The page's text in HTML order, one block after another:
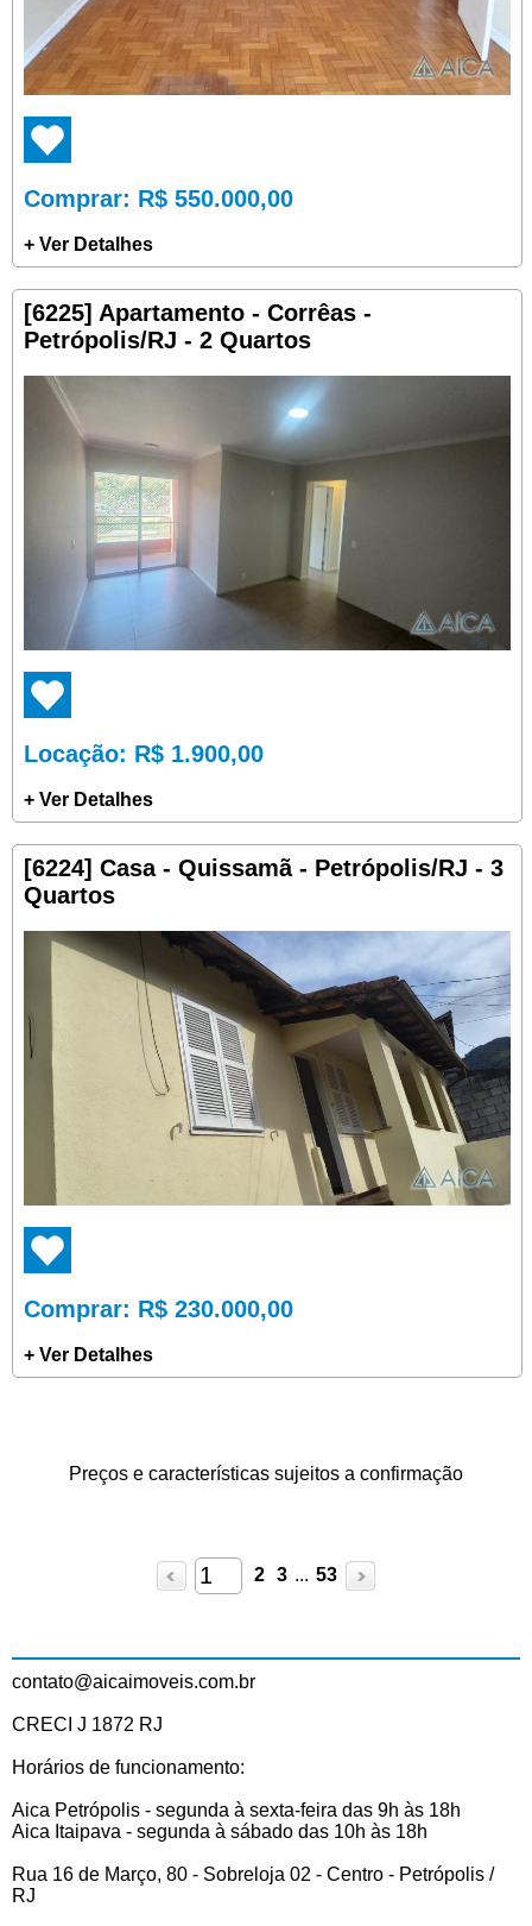
Comprar: R$ 550.000,00
+ Ver Detalhes
[6225] Apartamento - Corrêas -
Petrópolis/RJ - 2 Quartos
Locação: R$ 1.900,00
+ Ver Detalhes
[6224] Casa - Quissamã - Petrópolis/RJ - 3
Quartos
Comprar: R$ 230.000,00
+ Ver Detalhes
Preços e características sujeitos a confirmação
2 3 ... 53
contato@aicaimoveis.com.br
CRECI J 1872 RJ
Horários de funcionamento:
Aica Petrópolis - segunda à sexta-feira das 9h às 18h
Aica Itaipava - segunda à sábado das 10h às 18h
Rua 16 de Março, 80 - Sobreloja 02 - Centro - Petrópolis /
RJ